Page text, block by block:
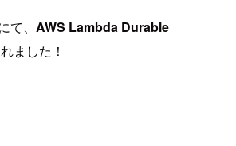
、 AWS Lambda Durable
ました！